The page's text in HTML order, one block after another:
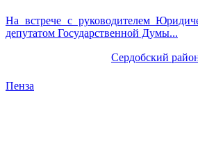
На встрече с руководителем
депутатом Государственной Думы...
Сердобский
Пенза